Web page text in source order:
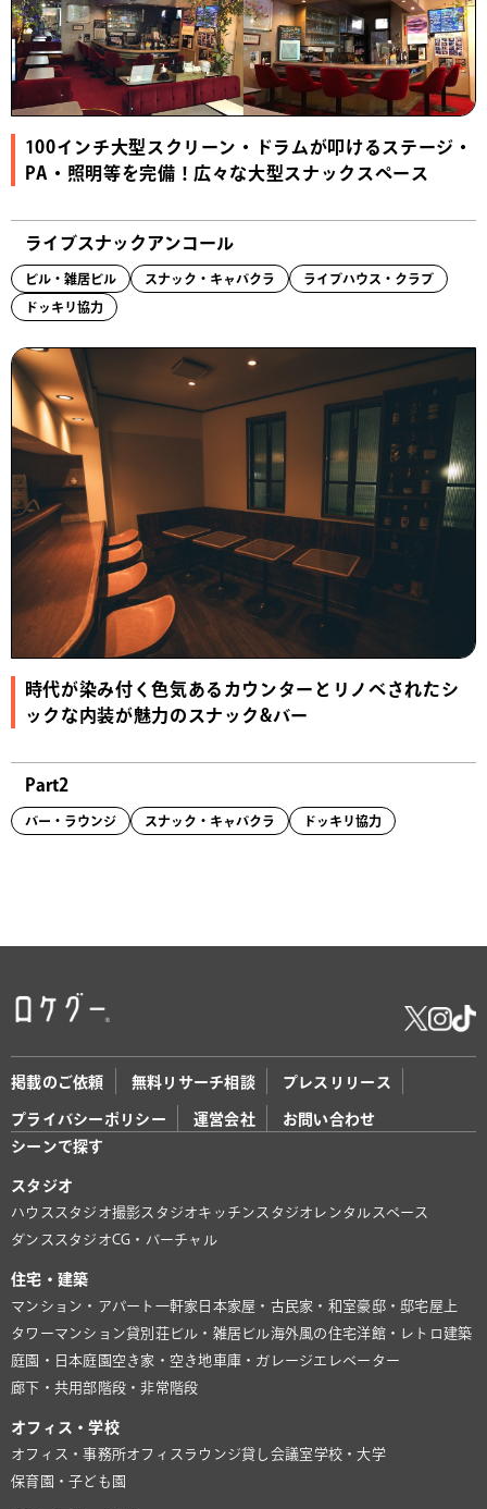
100インチ大型スクリーン・ドラムが叩けるステージ・
PA・照明等を完備！広々な大型スナックスペース
ライブスナックアンコール
ビル・雑居ビル スナック・キャバクラ ライブハウス・クラブ
ドッキリ協力
時代が染み付く色気あるカウンターとリノベされたシ
ックな内装が魅力のスナック&バー
Part2
バー・ラウンジ スナック・キャバクラ ドッキリ協力
掲載のご依頼 無料リサーチ相談 プレスリリース
プライバシーポリシー 運営会社
お問い合わせ
シーンで探す
スタジオ
ハウススタジオ撮影スタジオキッチンスタジオ レンタルスペース
ダンススタジオCG・バーチャル
住宅・建築
マンション・アパート 一軒家 日本家屋・古民家・和室豪邸・邸宅屋上
タワーマンション貸別荘ビル・雑居ビル海外風の住宅洋館・レトロ建築
庭園・日本庭園 空き家・空き地 車庫・ガレージ エレベーター
廊下・共用部 階段・非常階段
オフィス・学校
オフィス・事務所オフィスラウンジ貸し会議室学校・大学
保育園・子ども園